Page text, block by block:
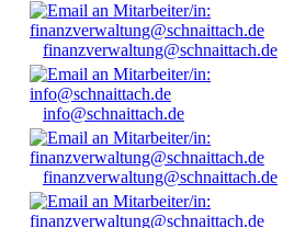
finanzverwaltung@schnaittach.de
info@schnaittach.de
finanzverwaltung@schnaittach.de